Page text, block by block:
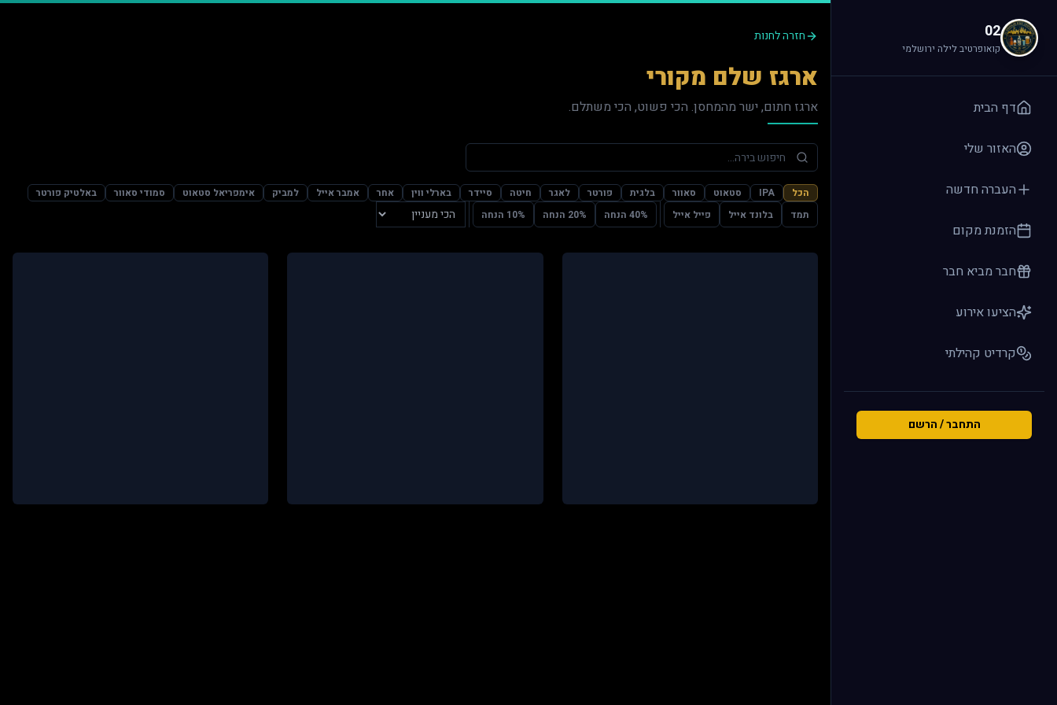
02
קואופרטיב לילה ירושלמי
דף הבית
האזור שלי
העברה חדשה
הזמנת מקום
חבר מביא חבר
הציעו אירוע
קרדיט קהילתי
התחבר / הרשם
חזרה לחנות
ארגז שלם מקורי
ארגז חתום, ישר מהמחסן. הכי פשוט, הכי משתלם.
הכל IPA סטאוט סאוור בלגית פורטר לאגר חיטה סיידר בארלי ווין אחר אמבר אייל למביק אימפריאל סטאוט סמודי סאוור
באלטיק פורטר
תמד
בלונד אייל פייל אייל 40% הנחה 20% הנחה 10% הנחה